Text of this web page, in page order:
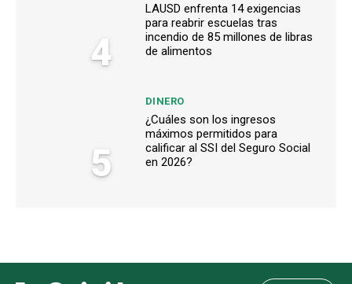
4
LAUSD enfrenta 14 exigencias
para reabrir escuelas tras
incendio de 85 millones de libras
de alimentos
5
DINERO
¿Cuáles son los ingresos
máximos permitidos para
calificar al SSI del Seguro Social
en 2026?